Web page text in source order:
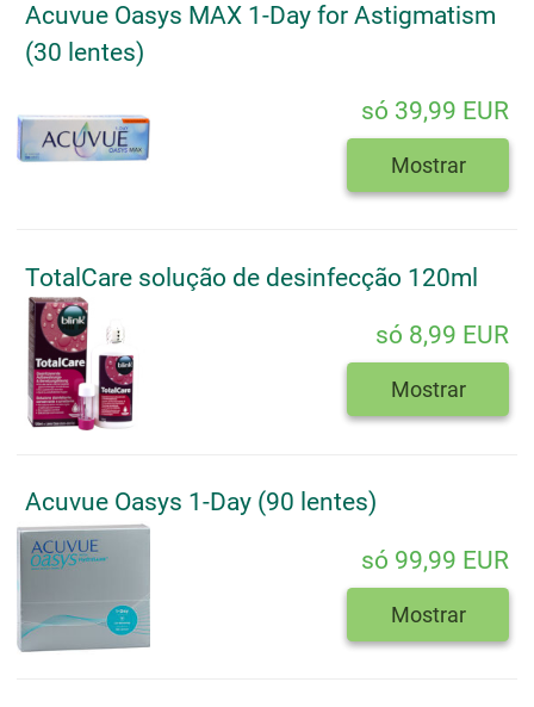
Acuvue Oasys MAX 1-Day for Astigmatism
(30 lentes)
só 39,99 EUR
Mostrar
TotalCare solução de desinfecção 120ml
só 8,99 EUR
Mostrar
Acuvue Oasys 1-Day (90 lentes)
só 99,99 EUR
Mostrar